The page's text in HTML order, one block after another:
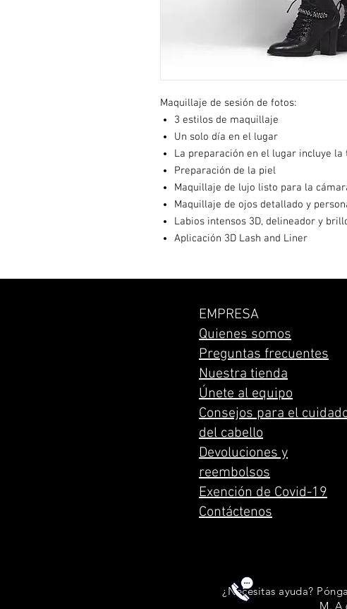
Maquillaje de sesión de fotos:
3 estilos de maquillaje
Un solo día en el lugar
La preparación en el lugar incluye
Preparación de la piel
Maquillaje de lujo listo para la
Maquillaje de ojos detallado y
Labios intensos 3D, delineador y
Aplicación 3D Lash and Liner
EMPRESA
Quienes somos
Preguntas frecuentes
Nuestra tienda
Únete al equipo
Consejos para el
del cabello
Devoluciones y
reembolsos
Exención de Covid-19
Contáctenos
¿Necesitas ayuda?
M. A